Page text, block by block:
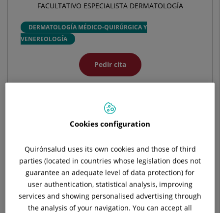
FACULTATIVO ESPECIALISTA DERMATOLOGÍA
DERMATOLOGÍA MÉDICO-QUIRÚRGICA Y
VENEREOLOGÍA
Pedir cita
Pide cita con este profesional en otros hospitales:
Hospital Universitario Ruber Juan Bravo
C/ Juan Bravo, 39 y 49
28006 Madrid
910 687 999
Cookies configuration
Quirónsalud uses its own cookies and those of third
parties (located in countries whose legislation does not
guarantee an adequate level of data protection) for
user authentication, statistical analysis, improving
services and showing personalised advertising through
the analysis of your navigation. You can accept all